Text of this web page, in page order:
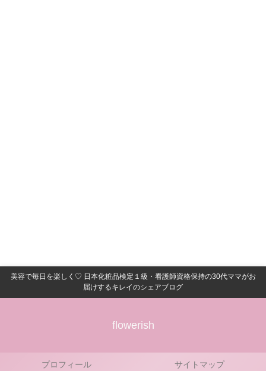
美容で毎日を楽しく♡ 日本化粧品検定１級・看護師資格保持の30代ママがお
届けするキレイのシェアブログ
flowerish
プロフィール サイトマップ